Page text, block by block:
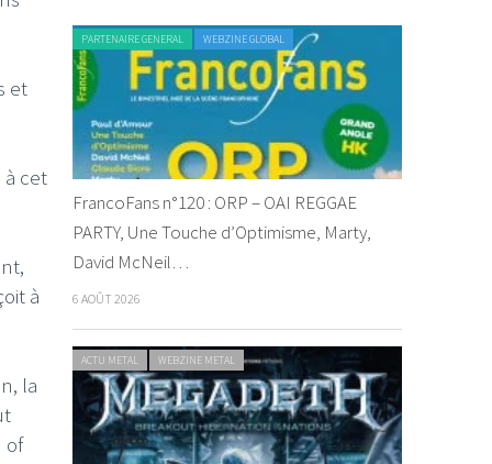
et
cet
à
la
of
PARTENAIRE GENERAL WEBZINE GLOBAL
FrancoFans n°120 : ORP – OAI REGGAE
PARTY, Une Touche d’Optimisme, Marty,
David McNeil…
6 AOÛT 2026
ACTU METAL WEBZINE METAL